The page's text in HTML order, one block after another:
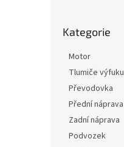
kategorie
Kategorie
Motor
Tlumiče výfuku
Převodovka
Přední náprava
Zadní náprava
Podvozek